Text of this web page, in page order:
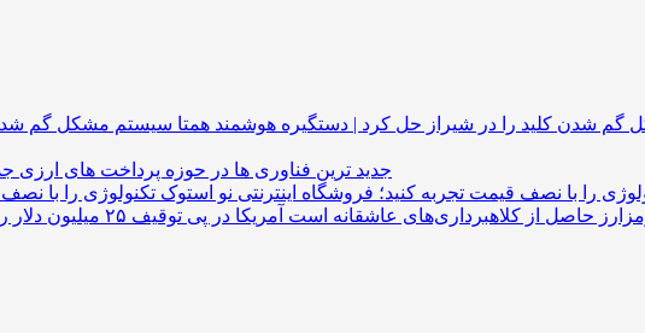
گم شدن کلید را در شیراز حل کرد | دستگیره هوشمند
جدید ترین فناوری ها در حوزه پرداخت های ارزی
را با نصف قیمت تجربه کنید؛ فروشگاه اینترنتی نو استوک